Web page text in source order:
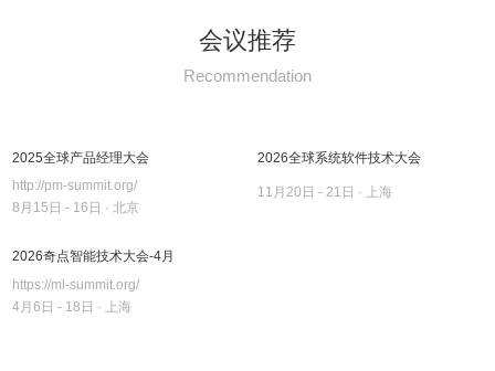
会议推荐
Recommendation
2025全球产品经理大会
http://pm-summit.org/
8月15日 - 16日 · 北京
2026全球系统软件技术大会
11月20日 - 21日 · 上海
2026奇点智能技术大会-4月
https://ml-summit.org/
4月6日 - 18日 · 上海